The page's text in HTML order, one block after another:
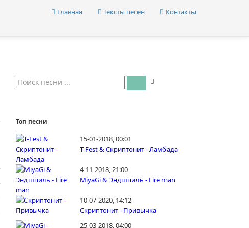
Главная Тексты песен Контакты
Топ песни
15-01-2018, 00:01
T-Fest & Скриптонит - Ламбада
4-11-2018, 21:00
MiyaGi & Эндшпиль - Fire man
10-07-2020, 14:12
Скриптонит - Привычка
25-03-2018, 04:00